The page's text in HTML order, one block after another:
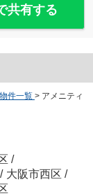
共有する
物件一覧 > アメニティ
/
/ 大阪市西区 /